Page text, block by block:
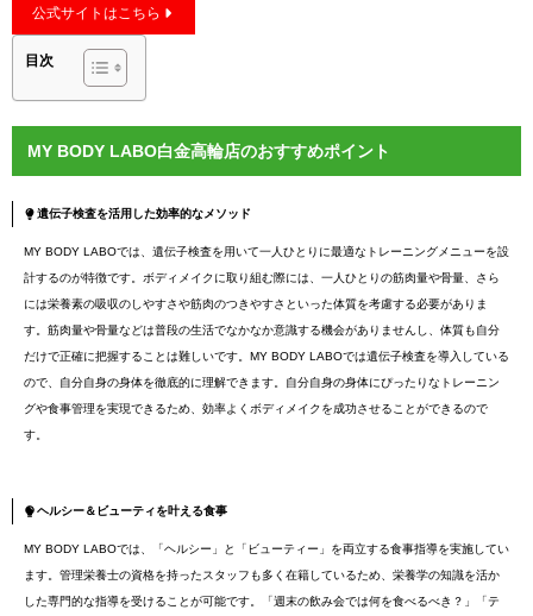
公式サイトはこちら
目次
MY BODY LABO白金高輪店のおすすめポイント
遺伝子検査を活用した効率的なメソッド
MY BODY LABOでは、遺伝子検査を用いて一人ひとりに最適なトレーニングメニューを設
計するのが特徴です。ボディメイクに取り組む際には、一人ひとりの筋肉量や骨量、さら
には栄養素の吸収のしやすさや筋肉のつきやすさといった体質を考慮する必要がありま
す。筋肉量や骨量などは普段の生活でなかなか意識する機会がありませんし、体質も自分
だけで正確に把握することは難しいです。MY BODY LABOでは遺伝子検査を導入している
ので、自分自身の身体を徹底的に理解できます。自分自身の身体にぴったりなトレーニン
グや食事管理を実現できるため、効率よくボディメイクを成功させることができるので
す。
ヘルシー＆ビューティを叶える食事
MY BODY LABOでは、「ヘルシー」と「ビューティー」を両立する食事指導を実施してい
ます。管理栄養士の資格を持ったスタッフも多く在籍しているため、栄養学の知識を活か
した専門的な指導を受けることが可能です。「週末の飲み会では何を食べるべき？」「テ